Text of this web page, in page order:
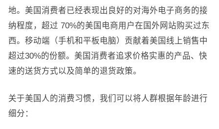
地。美国消费者已经表现出良好的对海外电子商务的接
纳程度，超过 70%的美国电商用户在国外网站购买过东
西。移动端（手机和平板电脑）贡献着美国线上销售中
超过30%的份额。美国消费者追求价格实惠的产品、快
速的送货方式以及简单的退货政策。
关于美国人的消费习惯，我们可以将人群根据年龄进行
细分：